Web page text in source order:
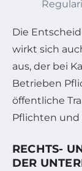
Die
wirkt sich
aus, der bei
Betrieben
öffentliche
Pflichten und
RECHTS-
DER